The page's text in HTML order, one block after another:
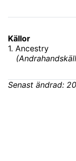
Källor
1. Ancestry
(
Senast ändrad: